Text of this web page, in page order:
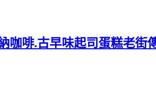
咖啡.古早味起司蛋糕老街